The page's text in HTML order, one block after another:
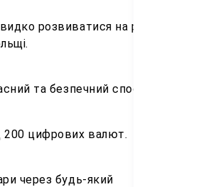
розвиватися на ринках
та безпечний спосіб оплати.
200 цифрових валют.
через будь-який